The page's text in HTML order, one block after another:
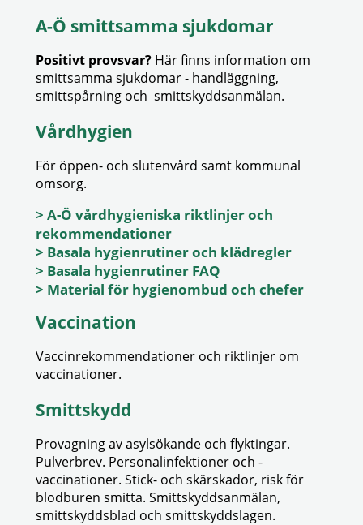
A-Ö smittsamma sjukdomar
Positivt provsvar? Här finns information om
smittsamma sjukdomar - handläggning,
smittspårning och smittskyddsanmälan.
Vårdhygien
För öppen- och slutenvård samt kommunal
omsorg.
> A-Ö vårdhygieniska riktlinjer och
rekommendationer
> Basala hygienrutiner och klädregler
> Basala hygienrutiner FAQ
> Material för hygienombud och chefer
Vaccination
Vaccinrekommendationer och riktlinjer om
vaccinationer.
Smittskydd
Provagning av asylsökande och flyktingar.
Pulverbrev. Personalinfektioner och -
vaccinationer. Stick- och skärskador, risk för
blodburen smitta. Smittskyddsanmälan,
smittskyddsblad och smittskyddslagen.